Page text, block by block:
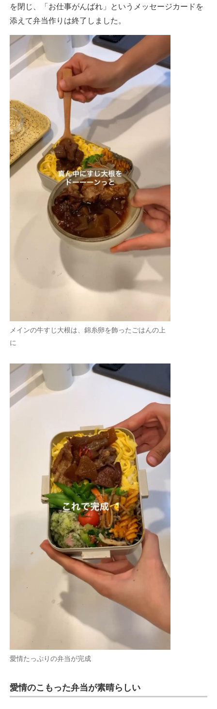
を閉じ、「お仕事がんばれ」というメッセージカードを
添えて弁当作りは終了しました。
メインの牛すじ大根は、錦糸卵を飾ったごはんの上
に
愛情たっぷりの弁当が完成
愛情のこもった弁当が素晴らしい